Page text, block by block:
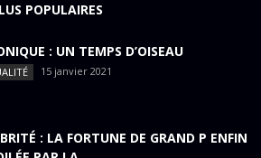
POPULAIRES
: UN TEMPS D’OISEAU
15 janvier 2021
: LA FORTUNE DE GRAND P ENFIN